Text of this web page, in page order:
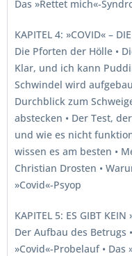
Das »Rettet mich«-
KAPITEL 4: »COVID« –
Die Pforten der Hölle •
Klar, und ich kann
Schwindel wird
Durchblick zum
abstecken • Der Test,
und wie es nicht
wissen es am besten •
Christian Drosten •
»Covid«-Psyop
KAPITEL 5: ES GIBT KEIN
Der Aufbau des Betrugs
»Covid«-Probelauf • Das